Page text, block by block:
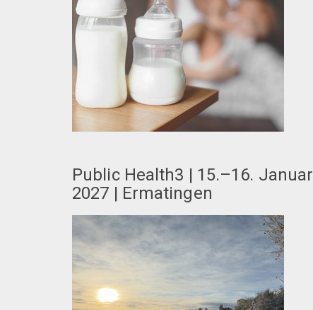
Public Health3 | 15.–16. Januar
2027 | Ermatingen